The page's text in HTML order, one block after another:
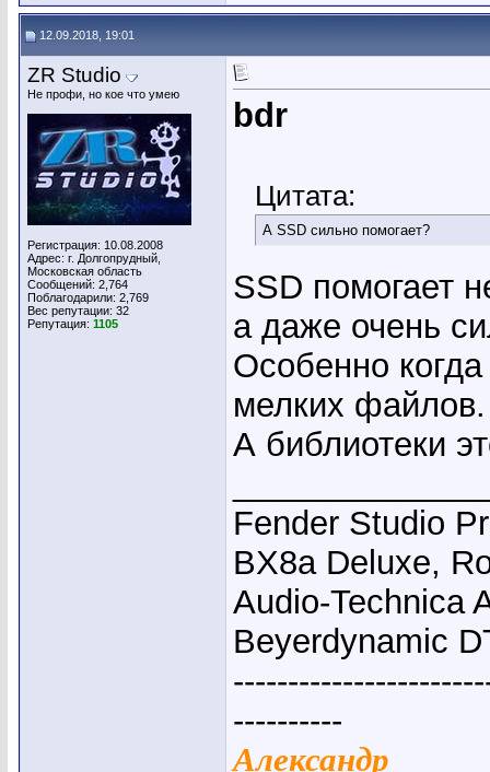
12.09.2018, 19:01
ZR Studio
Не профи, но кое что умею
Регистрация: 10.08.2008
Адрес: г. Долгопрудный,
Московская область
Сообщений: 2,764
Поблагодарили: 2,769
Вес репутации: 32
Репутация: 1105
bdr
Цитата:
А SSD сильно помогает?
SSD помогает
а даже очень
Особенно
мелких файлов.
А библиотеки
Fender Studio
BX8a Deluxe,
Audio-Technica
Beyerdynamic
----------
Александр